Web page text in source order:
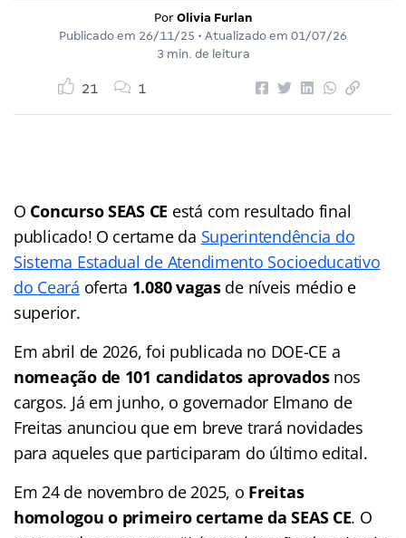
Por Olivia Furlan
Publicado em 26/11/25 • Atualizado em 01/07/26
3 min. de leitura
21 1
O Concurso SEAS CE está com resultado final
publicado! O certame da Superintendência do
Sistema Estadual de Atendimento Socioeducativo
do Ceará oferta 1.080 vagas de níveis médio e
superior.
Em abril de 2026, foi publicada no DOE-CE a
nomeação de 101 candidatos aprovadosnos
cargos. Já em junho, o governador Elmano de
Freitas anunciou que em breve trará novidades
para aqueles que participaram do último edital.
Em 24 de novembro de 2025, o Freitas
homologou o primeiro certame da SEAS CE. O